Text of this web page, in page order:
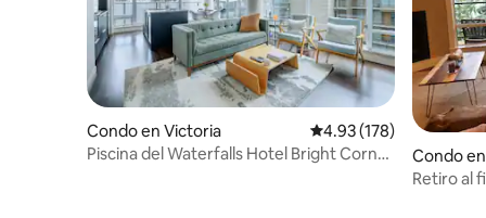
Condo en Victoria Calificación promedio:
4.93 (178)
Piscina del Waterfalls Hotel Bright Corner
Condo
Retiro al